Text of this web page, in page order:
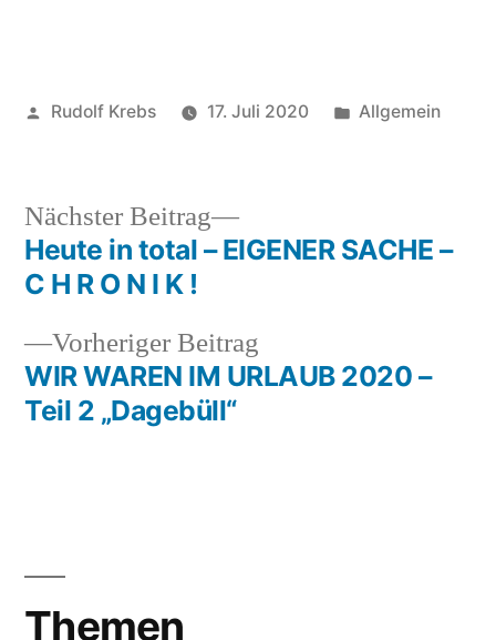
Veröffentlicht
Rudolf Krebs 17. Juli 2020
Veröffentlicht
Allgemein
Beitragsnavigation
Vorheriger Beitrag
Beitrag:
WIR WAREN IM URLAUB 2020 –
Teil 2 „Dagebüll“
Nächster Beitrag
Nächster
Beitrag:
Heute in total – EIGENER SACHE –
C H R O N I K !
Themen